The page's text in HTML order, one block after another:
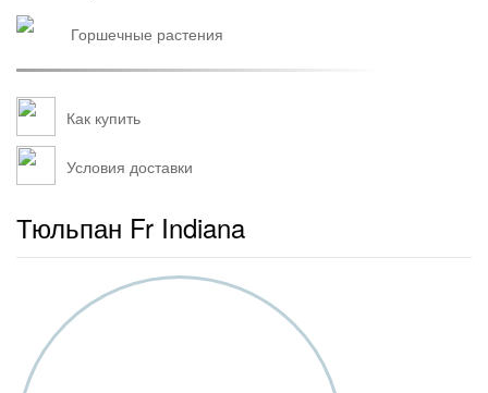
горшечные растения
Как купить
Условия доставки
Тюльпан Fr Indiana